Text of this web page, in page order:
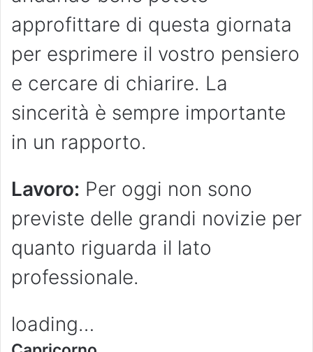
approfittare di questa giornata
per esprimere il vostro pensiero
e cercare di chiarire. La
sincerità è sempre importante
in un rapporto.
Lavoro: Per oggi non sono
previste delle grandi novizie per
quanto riguarda il lato
professionale.
loading…